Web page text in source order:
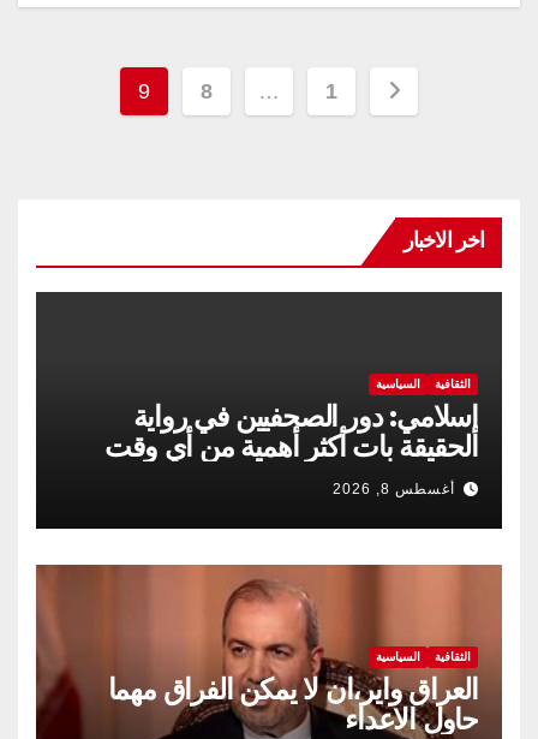
تعدد
1
…
8
9
اخر الاخبار
الثقافية السياسية
إسلامي: دور الصحفيين في رواية
الحقيقة بات أكثر أهمية من أي وقت
مضى
أغسطس 8, 2026
الثقافية السياسية
العراق واير،ان لا يمكن الفراق مهما
حاول الاعداء